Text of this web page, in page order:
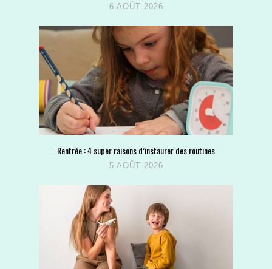
6 AOÛT 2026
Rentrée : 4 super raisons d’instaurer des routines
5 AOÛT 2026